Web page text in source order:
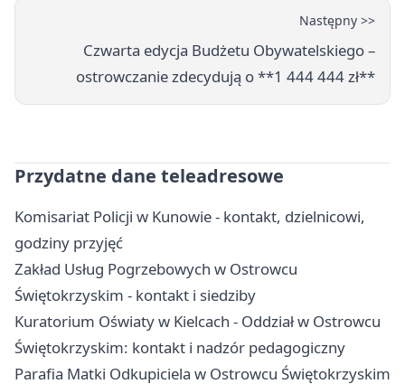
Następny >>
Czwarta edycja Budżetu Obywatelskiego –
ostrowczanie zdecydują o **1 444 444 zł**
Przydatne dane teleadresowe
Komisariat Policji w Kunowie - kontakt, dzielnicowi,
godziny przyjęć
Zakład Usług Pogrzebowych w Ostrowcu
Świętokrzyskim - kontakt i siedziby
Kuratorium Oświaty w Kielcach - Oddział w Ostrowcu
Świętokrzyskim: kontakt i nadzór pedagogiczny
Parafia Matki Odkupiciela w Ostrowcu Świętokrzyskim